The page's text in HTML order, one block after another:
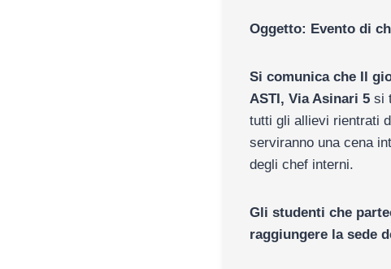
Oggetto: Evento di
Si comunica che Il
ASTI, Via Asinari 5 si
tutti gli allievi rientrati
serviranno una cena
degli chef interni.
Gli studenti che
raggiungere la sede